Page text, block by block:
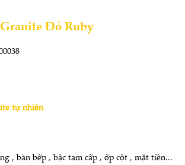
Đỏ Ruby
tự nhiên
, bàn bếp , bậc tam cấp , ốp cột , mặt tiền...